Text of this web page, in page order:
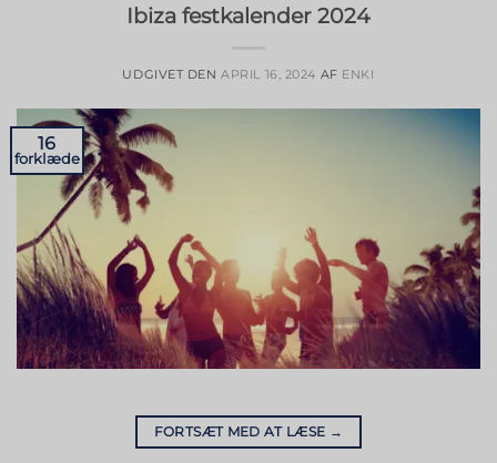
Ibiza festkalender 2024
UDGIVET DENAPRIL 16, 2024 AF ENKI
16
forklæde
FORTSÆT MED AT LÆSE →